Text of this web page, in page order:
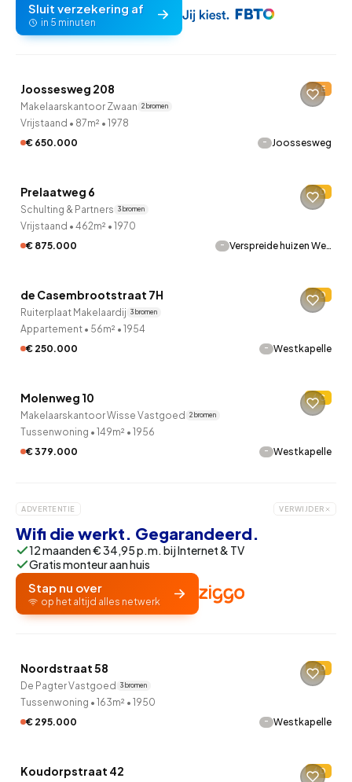
Sluit verzekering af
in 5 minuten
Joossesweg 208 E
Makelaarskantoor Zwaan 2 bronnen
Vrijstaand • 87m² • 1978
€ 650.000
- Joossesweg
Prelaatweg 6 D
Schulting & Partners 3 bronnen
Vrijstaand • 462m² • 1970
€ 875.000
- Verspreide huizen We…
de Casembrootstraat 7H D
Ruiterplaat Makelaardij 3 bronnen
Appartement • 56m² • 1954
€ 250.000
- Westkapelle
Molenweg 10 C
Makelaarskantoor Wisse Vastgoed 2 bronnen
Tussenwoning • 149m² • 1956
€ 379.000
- Westkapelle
ADVERTENTIE VERWIJDER
Wifi die werkt. Gegarandeerd.
12 maanden € 34,95 p.m. bij Internet & TV
Gratis monteur aan huis
Stap nu over
op het altijd alles netwerk
Noordstraat 58 D
De Pagter Vastgoed 3 bronnen
Tussenwoning • 163m² • 1950
€ 295.000
- Westkapelle
Koudorpstraat 42 D